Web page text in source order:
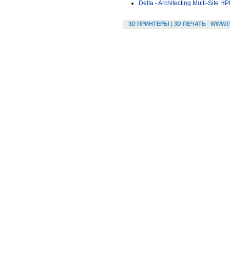
Delta - Architecting Multi-Site
3D ПРИНТЕРЫ | 3D ПЕЧАТЬ